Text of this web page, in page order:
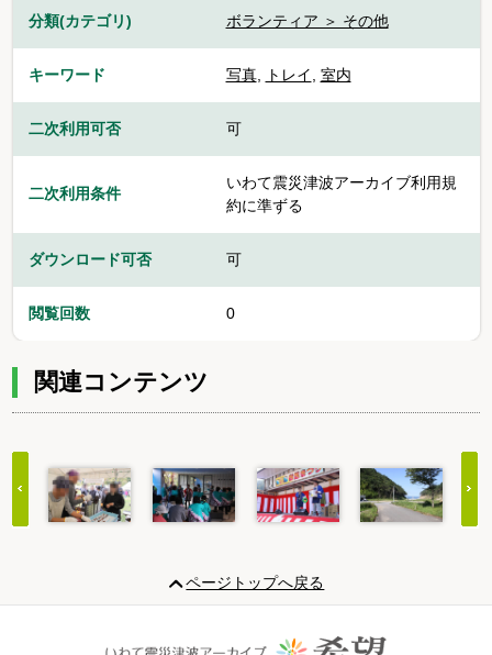
分類(カテゴリ) ボランティア ＞ その他
キーワード 写真, トレイ, 室内
二次利用可否 可
二次利用条件
いわて震災津波アーカイブ利用規
約に準ずる
ダウンロード可否 可
閲覧回数 0
関連コンテンツ
20
ページトップへ戻る